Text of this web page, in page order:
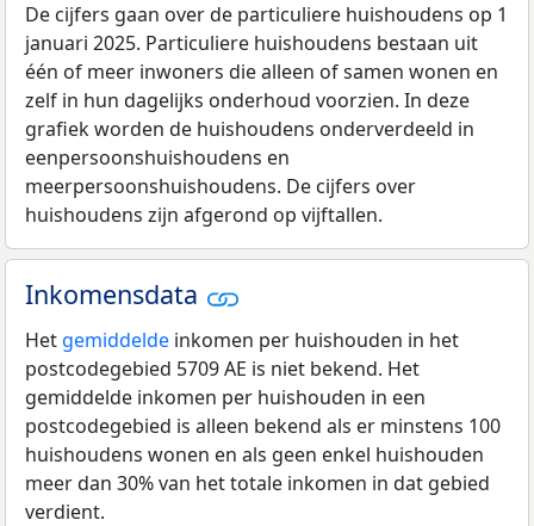
De cijfers gaan over de particuliere huishoudens op 1
januari 2025. Particuliere huishoudens bestaan uit
één of meer inwoners die alleen of samen wonen en
zelf in hun dagelijks onderhoud voorzien. In deze
grafiek worden de huishoudens onderverdeeld in
eenpersoonshuishoudens en
meerpersoonshuishoudens. De cijfers over
huishoudens zijn afgerond op vijftallen.
Inkomensdata
Het gemiddelde inkomen per huishouden in het
postcodegebied 5709 AE is niet bekend. Het
gemiddelde inkomen per huishouden in een
postcodegebied is alleen bekend als er minstens 100
huishoudens wonen en als geen enkel huishouden
meer dan 30% van het totale inkomen in dat gebied
verdient.